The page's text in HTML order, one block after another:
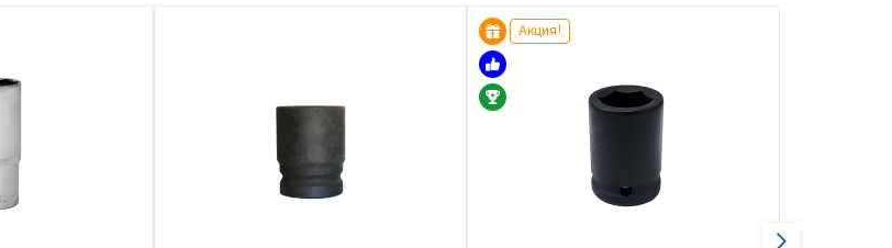
Акция!